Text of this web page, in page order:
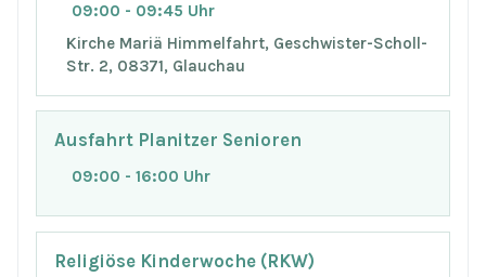
09:00 - 09:45 Uhr
Kirche Mariä Himmelfahrt, Geschwister-Scholl-
Str. 2, 08371, Glauchau
Ausfahrt Planitzer Senioren
09:00 - 16:00 Uhr
Religiöse Kinderwoche (RKW)